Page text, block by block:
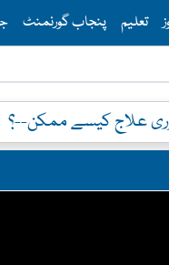
Thisتعلیم پنجاب گورنمنٹ
علاج کیسے ممکن--؟